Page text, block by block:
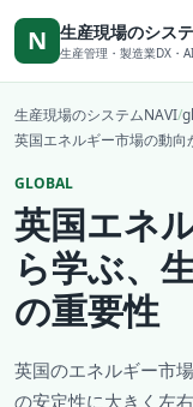
本文へ移動
N 生産現場のシス
生産管理・製造業DX・
生産現場のシステムNAVI/
英国エネルギー市場の動
GLOBAL
英国エネ
ら学ぶ、
の重要性
英国のエネルギー市
の安定性に大きく左